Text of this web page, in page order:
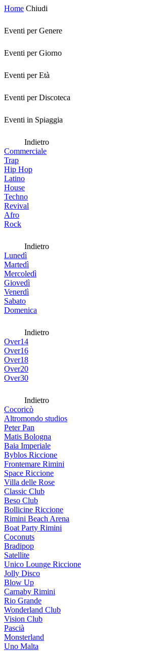
Home Chiudi
Eventi per Genere
Eventi per Giorno
Eventi per Età
Eventi per Discoteca
Eventi in Spiaggia
Indietro
Commerciale
Trap
Hip Hop
Latino
House
Techno
Revival
Afro
Rock
Indietro
Lunedì
Martedì
Mercoledì
Giovedì
Venerdì
Sabato
Domenica
Indietro
Over14
Over16
Over18
Over20
Over30
Indietro
Cocoricò
Altromondo studios
Peter Pan
Matis Bologna
Baia Imperiale
Byblos Riccione
Frontemare Rimini
Space Riccione
Villa delle Rose
Classic Club
Beso Club
Bollicine Riccione
Rimini Beach Arena
Boat Party Rimini
Coconuts
Bradipop
Satellite
Unico Lounge Riccione
Jolly Disco
Blow Up
Carnaby Rimini
Rio Grande
Wonderland Club
Vision Club
Pascià
Monsterland
Uno Malta